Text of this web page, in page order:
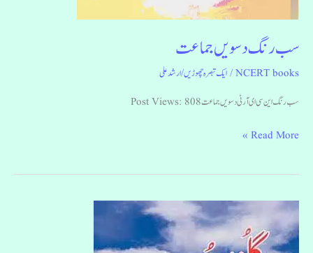
سب رنگ دسویں جماعت
NCERT books
/ایک تبصرہ چھوڑیں/ارشد علی
سب رنگ این سی ای آر ٹی دسویں جماعت Post Views: 808
Read More »
گلزارِ
اردو
دسویں